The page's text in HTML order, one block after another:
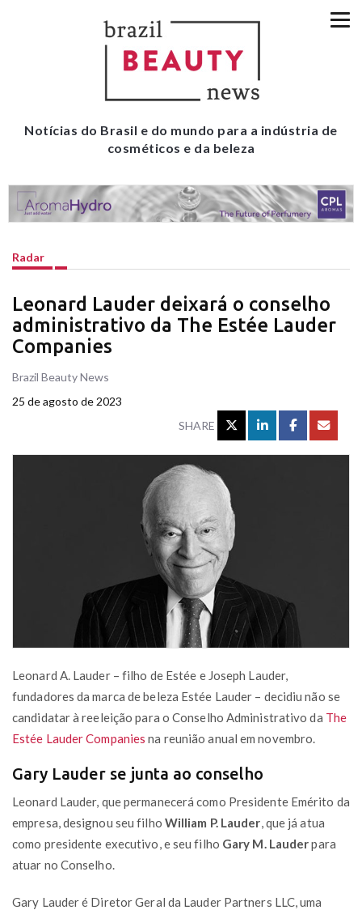
Notícias do Brasil e do mundo para a indústria de
cosméticos e da beleza
Radar
Leonard Lauder deixará o conselho
administrativo da The Estée Lauder
Companies
Brazil Beauty News
25 de agosto de 2023
SHARE
Leonard A. Lauder – filho de Estée e Joseph Lauder,
fundadores da marca de beleza Estée Lauder – decidiu não se
candidatar à reeleição para o Conselho Administrativo da The
Estée Lauder Companies na reunião anual em novembro.
Gary Lauder se junta ao conselho
Leonard Lauder, que permanecerá como Presidente Emérito da
empresa, designou seu filho William P. Lauder , que já atua
como presidente executivo, e seu filho Gary M. Lauderpara
atuar no Conselho.
Gary Lauder é Diretor Geral da Lauder Partners LLC, uma